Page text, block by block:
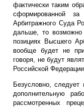
фактически таким
сформированной
Арбитражного Суда
дальше, то возможно
позициях Высшего
вообще будет не
говоря, не будут
Российской
Безусловно, следует
дополнительную
рассмотренных